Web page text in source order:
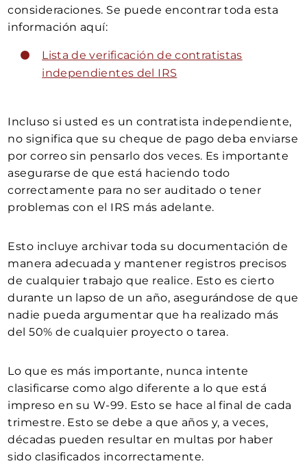
consideraciones. Se puede encontrar toda esta
información aquí:
Lista de verificación de contratistas
independientes del IRS
Incluso si usted es un contratista independiente,
no significa que su cheque de pago deba enviarse
por correo sin pensarlo dos veces. Es importante
asegurarse de que está haciendo todo
correctamente para no ser auditado o tener
problemas con el IRS más adelante.
Esto incluye archivar toda su documentación de
manera adecuada y mantener registros precisos
de cualquier trabajo que realice. Esto es cierto
durante un lapso de un año, asegurándose de que
nadie pueda argumentar que ha realizado más
del 50% de cualquier proyecto o tarea.
Lo que es más importante, nunca intente
clasificarse como algo diferente a lo que está
impreso en su W-99. Esto se hace al final de cada
trimestre. Esto se debe a que años y, a veces,
décadas pueden resultar en multas por haber
sido clasificados incorrectamente.